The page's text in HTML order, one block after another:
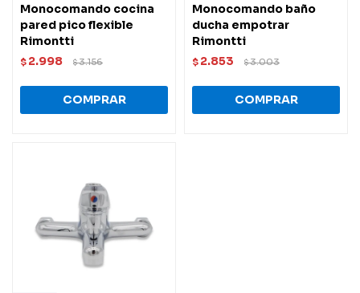
Monocomando cocina
pared pico flexible
Rimontti
$ 2.998 $3.156
Monocomando baño
ducha empotrar
Rimontti
$ 2.853 $3.003